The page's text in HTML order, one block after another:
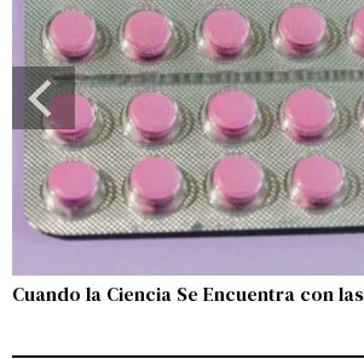
Cuando la Ciencia Se Encuentra con las